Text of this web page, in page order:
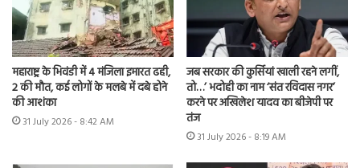
महाराष्ट्र के भिवंडी में 4 मंजिला इमारत ढही,
2 की मौत, कई लोगों के मलबे में दबे होने
की आशंका
31 July 2026 - 8:42 AM
जब सरकार की कुर्सियां खाली रहने लगीं,
तो…’ भदोही का नाम ‘संत रविदास नगर’
करने पर अखिलेश यादव का बीजेपी पर
तंज
31 July 2026 - 8:19 AM